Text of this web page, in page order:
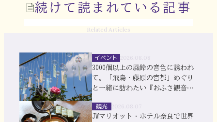
続けて読まれている記事
Related Articles
イベント
3000個以上の風鈴の音色に誘われ
て。「飛鳥・藤原の宮都」めぐり
と一緒に訪れたい『おふさ観音』
観光
JWマリオット・ホテル奈良で世界